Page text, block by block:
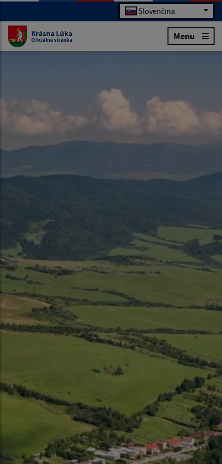
Slovenčina
Krásna Lúka
Oficiálna stránka Menu